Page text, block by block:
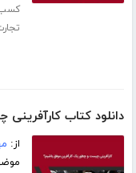
کسب
دانلود کتاب
از: